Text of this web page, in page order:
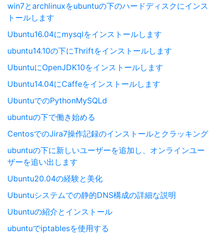
win7とarchlinuxをubuntuの下のハードディスクにインス
トールします
Ubuntu16.04にmysqlをインストールします
ubuntu14.10の下にThriftをインストールします
UbuntuにOpenJDK10をインストールします
Ubuntu14.04にCaffeをインストールします
UbuntuでのPythonMySQLd
ubuntuの下で働き始める
CentosでのJira7操作記録のインストールとクラッキング
ubuntuの下に新しいユーザーを追加し、オンラインユー
ザーを追い出します
Ubuntu20.04の経験と美化
Ubuntuシステムでの静的DNS構成の詳細な説明
Ubuntuの紹介とインストール
ubuntuでiptablesを使用する